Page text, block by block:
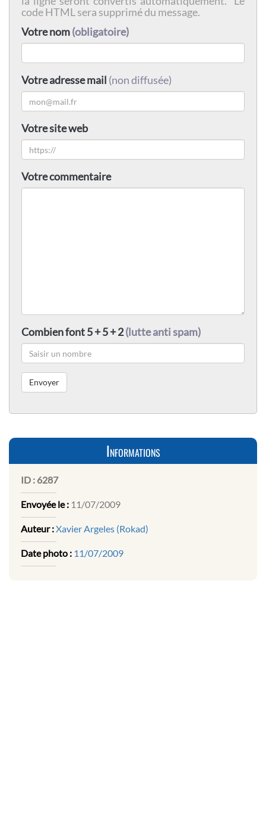
code HTML sera supprimé du message.
Votre nom(obligatoire)
Votre adresse mail (non diffusée)
Votre site web
Votre commentaire
Combien font 5 + 5 + 2(lutte anti spam)
Informations
ID : 6287
Envoyée le : 11/07/2009
Auteur :Xavier Argeles (Rokad)
Date photo : 11/07/2009